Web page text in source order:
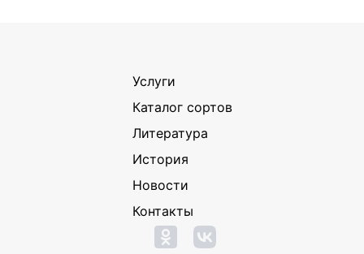
Услуги
Каталог сортов
Литература
История
Новости
Контакты